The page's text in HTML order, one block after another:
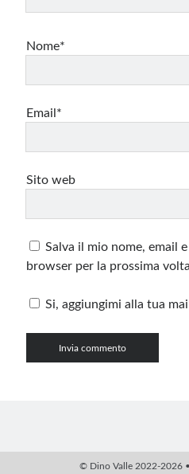
Nome*
Email*
Sito web
Salva il mio nome, email
browser per la prossima
Si, aggiungimi alla tua
© Dino Valle 2022-2026